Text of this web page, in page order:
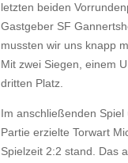
letzten beiden
Gastgeber SF
mussten wir uns knapp
Mit zwei Siegen, einem
dritten Platz.
Im anschließenden
Partie erzielte Torwart
Spielzeit 2:2 stand. Das